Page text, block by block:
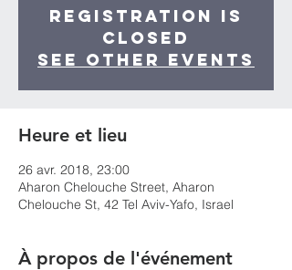
Registration is
Closed
See other events
Heure et lieu
26 avr. 2018, 23:00
Aharon Chelouche Street, Aharon
Chelouche St, 42 Tel Aviv-Yafo, Israel
À propos de l'événement